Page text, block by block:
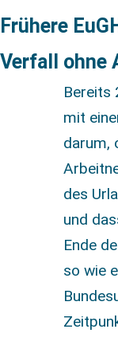
Frühere
Verfall ohne
Bereits
mit
darum,
des
und
Ende
so wie